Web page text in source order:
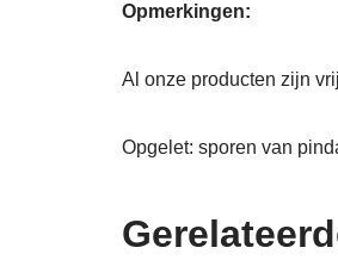
Opmerkingen:
Al onze producten zijn
Opgelet: sporen van